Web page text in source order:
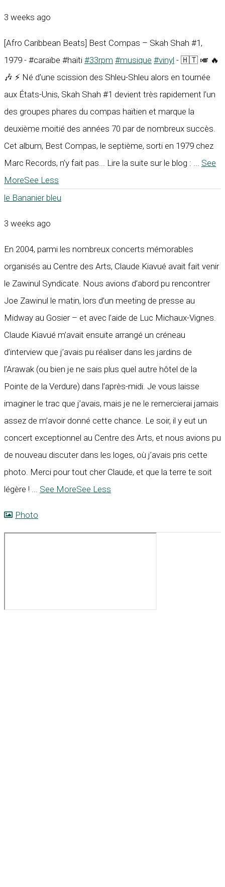
3 weeks ago
[Afro Caribbean Beats] Best Compas – Skah Shah #1,
1979 - #caraïbe #haïti #33rpm #musique #vinyl - 🇭🇹 🎺 🔥
🎶 ⚡ Né d’une scission des Shleu-Shleu alors en tournée
aux États-Unis, Skah Shah #1 devient très rapidement l’un
des groupes phares du compas haïtien et marque la
deuxième moitié des années 70 par de nombreux succès.
Cet album, Best Compas, le septième, sorti en 1979 chez
Marc Records, n’y fait pas... Lire la suite sur le blog :
See
MoreSee Less
le Bananier bleu
3 weeks ago
En 2004, parmi les nombreux concerts mémorables
organisés au Centre des Arts, Claude Kiavué avait fait venir
le Zawinul Syndicate. Nous avions d’abord pu rencontrer
Joe Zawinul le matin, lors d’un meeting de presse au
Midway au Gosier – et avec l’aide de Luc Michaux-Vignes.
Claude Kiavué m’avait ensuite arrangé un créneau
d’interview que j’avais pu réaliser dans les jardins de
l’Arawak (ou bien je ne sais plus quel autre hôtel de la
Pointe de la Verdure) dans l’après-midi. Je vous laisse
imaginer le trac que j’avais, mais je ne le remercierai jamais
assez de m’avoir donné cette chance. Le soir, il y eut un
concert exceptionnel au Centre des Arts, et nous avions pu
de nouveau discuter dans les loges, où j’avais pris cette
photo. Merci pour tout cher Claude, et que la terre te soit
légère !
See MoreSee Less
Photo